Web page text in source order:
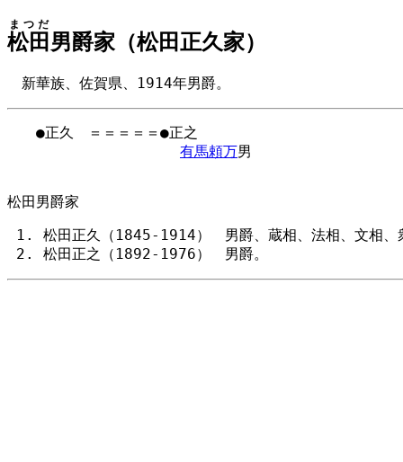
松田
まつだ
男爵家（松田正久家）
新華族、佐賀県、1914年男爵。
●正久　＝＝＝＝＝●正之
有馬頼万男
松田男爵家
松田正久（1845-1914） 男爵、蔵相、法相、文相、
松田正之（1892-1976） 男爵。